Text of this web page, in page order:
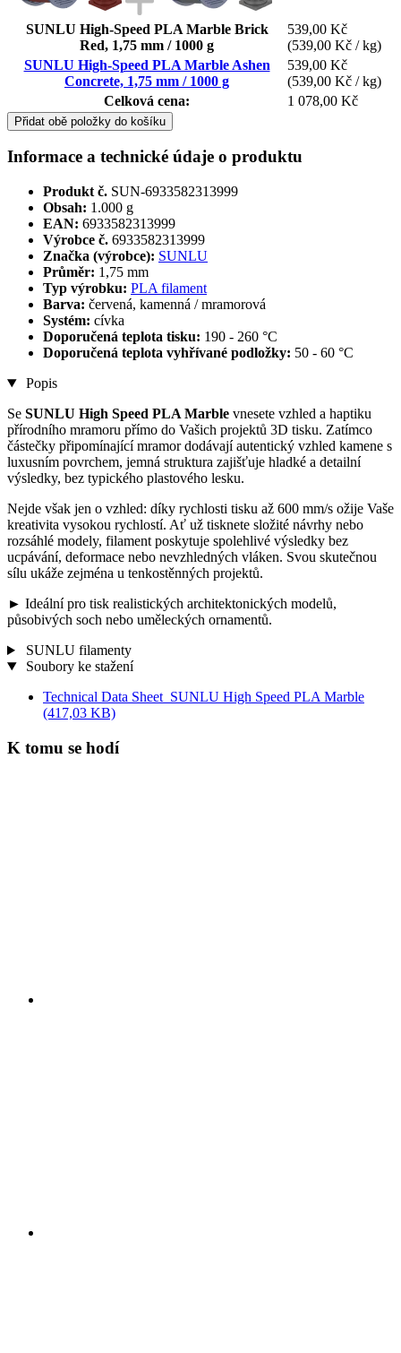
SUNLU High-Speed PLA Marble Brick
Red, 1,75 mm / 1000 g
539,00 Kč
(539,00 Kč / kg)
SUNLU High-Speed PLA Marble Ashen
Concrete, 1,75 mm / 1000 g
539,00 Kč
(539,00 Kč / kg)
Celková cena:
1 078,00 Kč
Přidat obě položky do košíku
Informace a technické údaje o produktu
Produkt č. SUN-6933582313999
Obsah: 1.000 g
EAN: 6933582313999
Výrobce č. 6933582313999
Značka (výrobce): SUNLU
Průměr: 1,75 mm
Typ výrobku: PLA filament
Barva: červená, kamenná / mramorová
Systém: cívka
Doporučená teplota tisku: 190 - 260 °C
Doporučená teplota vyhřívané podložky: 50 - 60 °C
Popis
Se SUNLU High Speed PLA Marble vnesete vzhled a haptiku
přírodního mramoru přímo do Vašich projektů 3D tisku. Zatímco
částečky připomínající mramor dodávají autentický vzhled kamene s
luxusním povrchem, jemná struktura zajišťuje hladké a detailní
výsledky, bez typického plastového lesku.
Nejde však jen o vzhled: díky rychlosti tisku až 600 mm/s ožije Vaše
kreativita vysokou rychlostí. Ať už tisknete složité návrhy nebo
rozsáhlé modely, filament poskytuje spolehlivé výsledky bez
ucpávání, deformace nebo nevzhledných vláken. Svou skutečnou
sílu ukáže zejména u tenkostěnných projektů.
► Ideální pro tisk realistických architektonických modelů,
působivých soch nebo uměleckých ornamentů.
SUNLU filamenty
Soubory ke stažení
Technical Data Sheet_SUNLU High Speed PLA Marble
(417,03 KB)
K tomu se hodí